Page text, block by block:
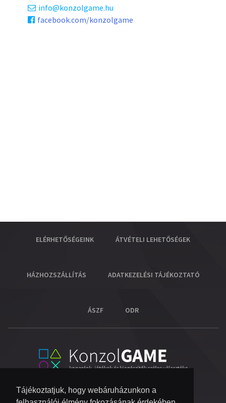
Tájékoztatjuk, hogy webáruházunkon a
info
konzolgame.hu
facebook.com/konzolgame
ELÉRHETŐSÉGEINK ÁTVÉTELI LEHETŐSÉGEK
HÁZHOZSZÁLLÍTÁS ADATKEZELÉSI TÁJÉKOZTATÓ
ÁSZF ODR